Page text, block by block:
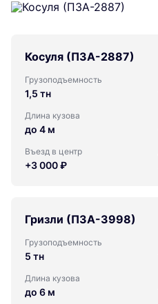
Косуля (ПЗА-2887)
Грузоподъемность
1,5 тн
Длина кузова
до 4 м
Въезд в центр
+3 000 ₽
Гризли (ПЗА-3998)
Грузоподъемность
5 тн
Длина кузова
до 6 м